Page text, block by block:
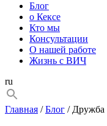
Блог
о Кексе
Кто мы
Консультации
О нашей работе
Жизнь с ВИЧ
ru
Главная /Блог / Дружба